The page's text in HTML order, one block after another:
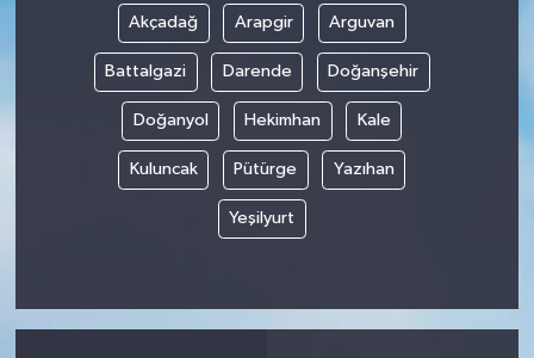
Akçadağ Arapgir Arguvan
Battalgazi Darende Doğanşehir
Doğanyol Hekimhan Kale
Kuluncak Pütürge Yazıhan
Yeşilyurt